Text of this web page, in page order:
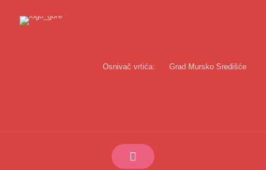
Osnivač vrtića: Grad Mursko Središće